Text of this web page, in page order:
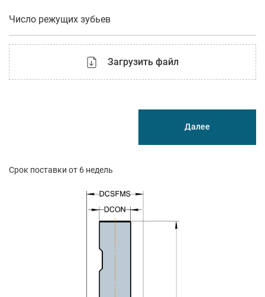
Срок поставки от 6 недель
Число режущих зубьев
Загрузить файл
Далее